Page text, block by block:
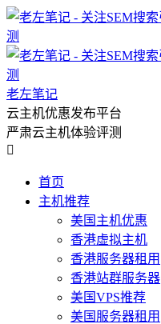
老左笔记
云主机优惠发布平台
严肃云主机体验评测

首页
主机推荐
美国主机优惠
香港虚拟主机
香港服务器租用
香港站群服务器
美国VPS推荐
美国服务器租用